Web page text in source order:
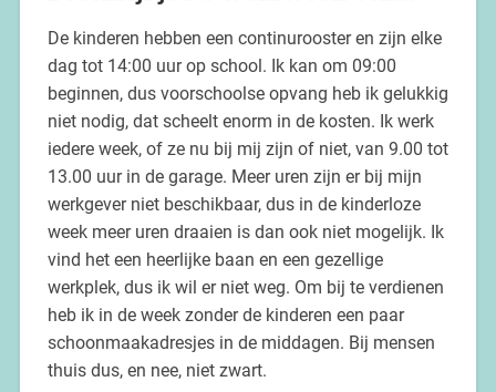
De kinderen hebben een continurooster en zijn elke
dag tot 14:00 uur op school. Ik kan om 09:00
beginnen, dus voorschoolse opvang heb ik gelukkig
niet nodig, dat scheelt enorm in de kosten. Ik werk
iedere week, of ze nu bij mij zijn of niet, van 9.00 tot
13.00 uur in de garage. Meer uren zijn er bij mijn
werkgever niet beschikbaar, dus in de kinderloze
week meer uren draaien is dan ook niet mogelijk. Ik
vind het een heerlijke baan en een gezellige
werkplek, dus ik wil er niet weg. Om bij te verdienen
heb ik in de week zonder de kinderen een paar
schoonmaakadresjes in de middagen. Bij mensen
thuis dus, en nee, niet zwart.